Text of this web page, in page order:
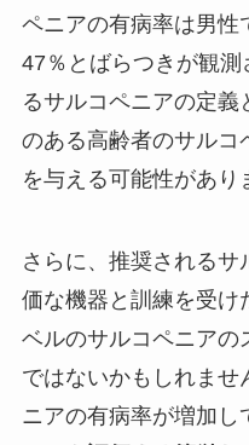
ペニアの有病率は男性
47％とばらつきが観
るサルコペニアの定義
のある高齢者のサルコ
を与える可能性があり
さらに、推奨される
価な機器と訓練を受け
ベルのサルコペニアの
ではないかもしれませ
ニアの有病率が増加し